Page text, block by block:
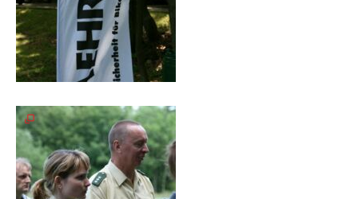
2005
Galerie
2004
Videos
Auszeichnung